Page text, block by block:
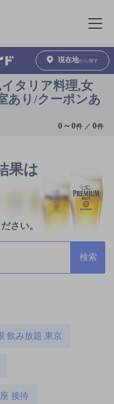
メニュ
現在地から探す
タリア料理,女
あり/クーポンあ
0 ～0件 ／0件
果は
さい。
飲み放題 東京
接待